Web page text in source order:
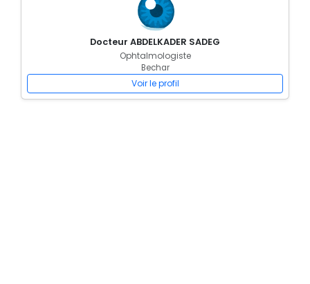
Docteur ABDELKADER SADEG
Ophtalmologiste
Bechar
Voir le profil